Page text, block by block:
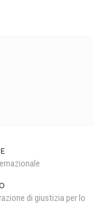
di giustizia per lo